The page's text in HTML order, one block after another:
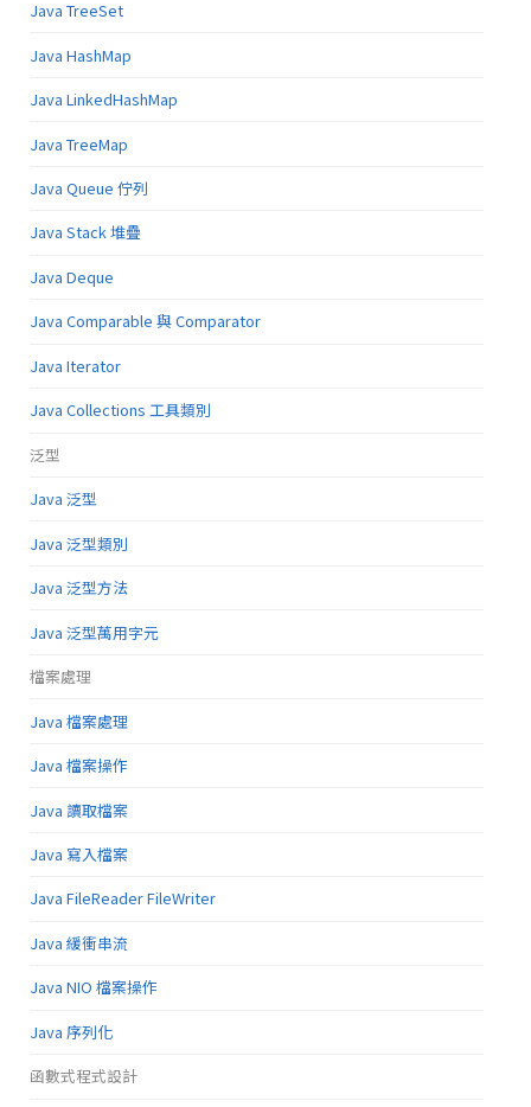
Java TreeSet
Java HashMap
Java LinkedHashMap
Java TreeMap
Java Queue 佇列
Java Stack 堆疊
Java Deque
Java Comparable 與 Comparator
Java Iterator
Java Collections 工具類別
泛型
Java 泛型
Java 泛型類別
Java 泛型方法
Java 泛型萬用字元
檔案處理
Java 檔案處理
Java 檔案操作
Java 讀取檔案
Java 寫入檔案
Java FileReader FileWriter
Java 緩衝串流
Java NIO 檔案操作
Java 序列化
函數式程式設計